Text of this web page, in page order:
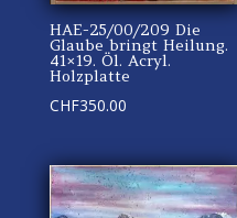
HAE-25/00/209 Die
Glaube bringt Heilung.
41×19. Öl. Acryl.
Holzplatte
CHF350.00